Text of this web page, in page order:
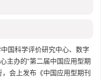
国科学评价研究中心、数字
主办的“第二届中国应用型期
会上发布《中国应用型期刊